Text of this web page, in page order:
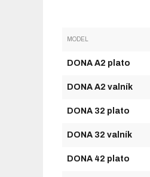
MODEL
DONA A2 plato
DONA A2 valník
DONA 32 plato
DONA 32 valník
DONA 42 plato